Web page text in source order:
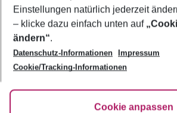
AGB
Bestpreisgarantie
Cookie-Einstellungen ändern
Cookie-Richtlinie
Agenturbetreuung
Barrierefreies Reisen
FAQ
HanseMerkur Reiseversicherung
Folge uns
Einstellungen natürlich jederzeit
– klicke dazu einfach unten auf
ändern“.
Datenschutz-Informationen
Impressum
Cookie/Tracking-Informationen
Cookie anpassen